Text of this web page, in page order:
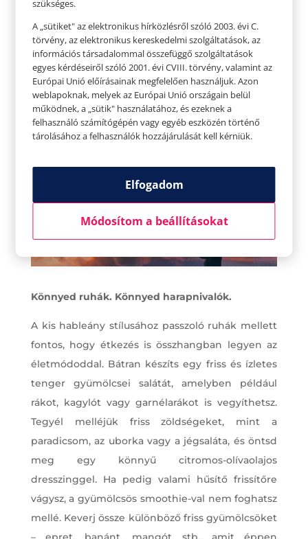
papírból készültek). A törülköző mindig legyen
mikroszálas, és ha még nem tetted volna,
érdemes elgondolkoznod egy divatos
szalmakalapon is – a dioptriás napszemüveg
mellett persze. A magas faktorszámú naptejet és
a fényvédő krémeket pedig sose felejtsd otthon!
Könnyed ruhák. Könnyed harapnivalók.
A kis hableány stílusához passzoló ruhák mellett
fontos, hogy étkezés is összhangban legyen az
életmódoddal. Bátran készíts egy friss és ízletes
tenger gyümölcsei salátát, amelyben például
rákot, kagylót vagy garnélarákot is vegyíthetsz.
Tegyél melléjük friss zöldségeket, mint a
paradicsom, az uborka vagy a jégsaláta, és öntsd
meg egy könnyű citromos-olívaolajos
dresszinggel. Ha pedig valami hűsítő frissítőre
vágysz, a gyümölcsös smoothie-val nem foghatsz
mellé. Keverj össze különböző friss gyümölcsöket
szükséges.
A „sütiket" az elektronikus hírközlésről szóló 2003. évi C.
törvény, az elektronikus kereskedelmi szolgáltatások, az
információs társadalommal összefüggő szolgáltatások
egyes kérdéseiről szóló 2001. évi CVIII. törvény, valamint az
Európai Unió előírásainak megfelelően használjuk. Azon
weblapoknak, melyek az Európai Unió országain belül
működnek, a „sütik" használatához, és ezeknek a
felhasználó számítógépén vagy egyéb eszközén történő
tárolásához a felhasználók hozzájárulását kell kérniük.
Elfogadom
Módosítom a beállításokat